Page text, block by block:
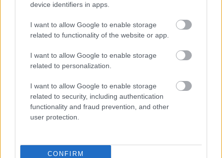
device identifiers in apps.
I want to allow Google to enable storage
related to functionality of the website or app.
I want to allow Google to enable storage
related to personalization.
I want to allow Google to enable storage
related to security, including authentication
functionality and fraud prevention, and other
user protection.
CONFIRM
Hírlevél feliratkozás
meg e-mail címét:
Megismertem és elfogadom a
Nem szeretne lemaradni semmiről? Csak egy kattintás, és hírlevelünk a
legfrissebb információkkal és exkluzív tartalmakkal hétről hétre